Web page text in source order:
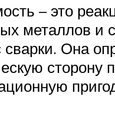
– это
металлов и
сварки. Она
сторону